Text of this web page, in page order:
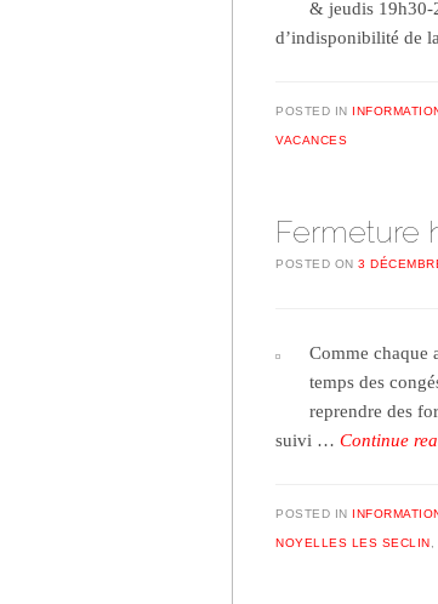
& jeudis 19h30-
d’indisponibilité de
POSTED IN
VACANCES
Fermeture
POSTED ON 3
Comme chaque
temps des
reprendre des
suivi … Continue
POSTED IN
NOYELLES LES SECLIN,